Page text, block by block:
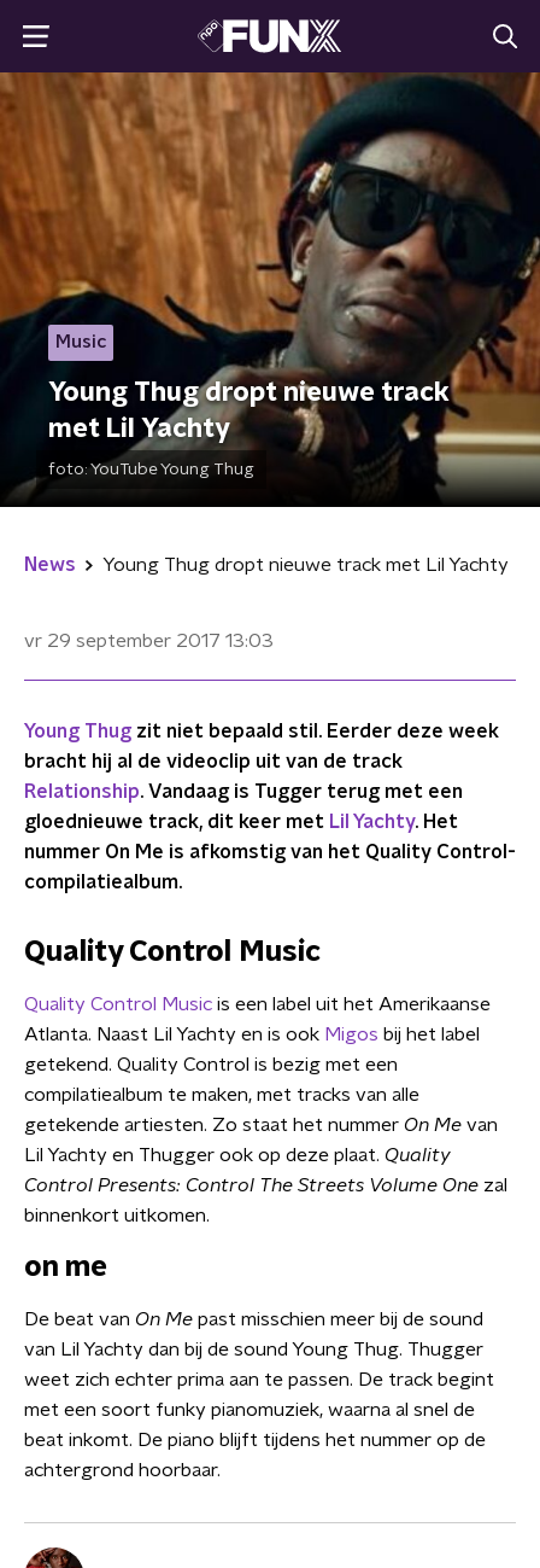
Music
Young Thug dropt nieuwe track
met Lil Yachty
foto:YouTube Young Thug
News Young Thug dropt nieuwe track met Lil Yachty
vr 29 september 2017 13:03
Young Thugzit niet bepaald stil. Eerder deze week
bracht hij al de videoclip uit van de track
Relationship. Vandaag is Tugger terug met een
gloednieuwe track, dit keer met Lil Yachty. Het
nummer On Me is afkomstig van het Quality Control-
compilatiealbum.
Quality Control Music
Quality Control Music is een label uit het Amerikaanse
Atlanta. Naast Lil Yachty en is ook Migos bij het label
getekend. Quality Control is bezig met een
compilatiealbum te maken, met tracks van alle
getekende artiesten. Zo staat het nummer On Me van
Lil Yachty en Thugger ook op deze plaat. Quality
Control Presents: Control The Streets Volume One zal
binnenkort uitkomen.
on me
De beat van On Me past misschien meer bij de sound
van Lil Yachty dan bij de sound Young Thug. Thugger
weet zich echter prima aan te passen. De track begint
met een soort funky pianomuziek, waarna al snel de
beat inkomt. De piano blijft tijdens het nummer op de
achtergrond hoorbaar.